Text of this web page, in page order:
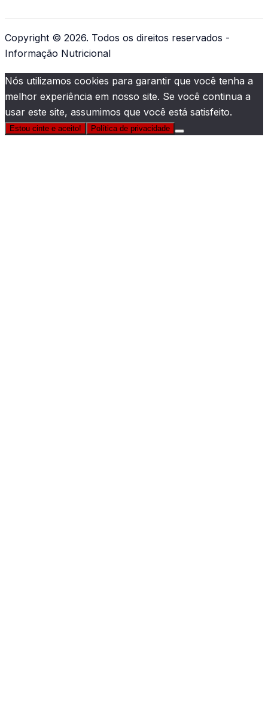
Copyright © 2026. Todos os direitos reservados -
Informação Nutricional
Nós utilizamos cookies para garantir que você tenha a
melhor experiência em nosso site. Se você continua a
usar este site, assumimos que você está satisfeito.
Estou cinte e aceito! Política de privacidade